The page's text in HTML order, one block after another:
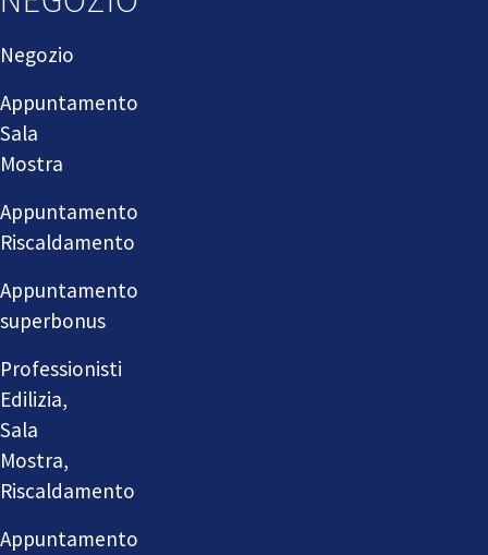
Negozio
Appuntamento
Sala
Mostra
Appuntamento
Riscaldamento
Appuntamento
superbonus
Professionisti
Edilizia,
Sala
Mostra,
Riscaldamento
Appuntamento